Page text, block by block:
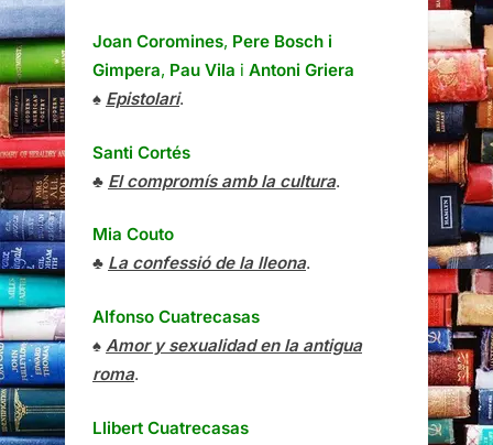
Joan Coromines, Pere Bosch i
Gimpera, Pau Vila i Antoni Griera
♠ Epistolari.
Santi Cortés
♣ El compromís amb la cultura.
Mia Couto
♣ La confessió de la lleona.
Alfonso Cuatrecasas
♠ Amor y sexualidad en la antigua
roma.
Llibert Cuatrecasas